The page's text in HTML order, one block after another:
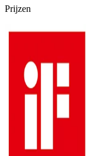
Prijzen